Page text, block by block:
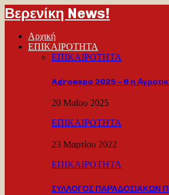
Βερενίκη News!
Αρχική
ΕΠΙΚΑΙΡΟΤΗΤΑ
ΕΠΙΚΑΙΡΟΤΗΤΑ
Agroexpo 2025 – 6 η
20 Μαΐου 2025
ΕΠΙΚΑΙΡΟΤΗΤΑ
23 Μαρτίου 2022
ΕΠΙΚΑΙΡΟΤΗΤΑ
ΣΥΛΛΟΓΟΣ ΠΑΡΑΔΟΣΙΑΚΩΝ